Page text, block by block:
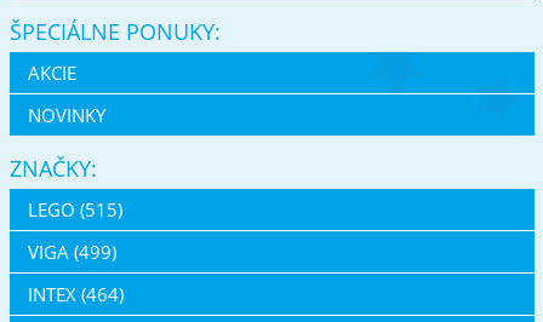
ŠPECIÁLNE PONUKY:
AKCIE
NOVINKY
ZNAČKY:
LEGO (515)
VIGA (499)
INTEX (464)